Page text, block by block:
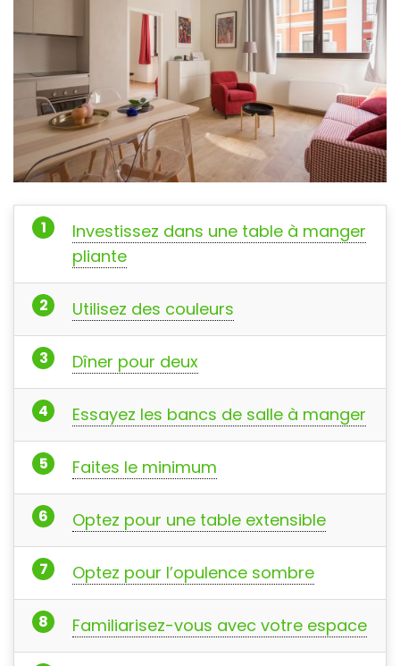
Investissez dans une table à manger
pliante
Utilisez des couleurs
Dîner pour deux
Essayez les bancs de salle à manger
Faites le minimum
Optez pour une table extensible
Optez pour l’opulence sombre
Familiarisez-vous avec votre espace